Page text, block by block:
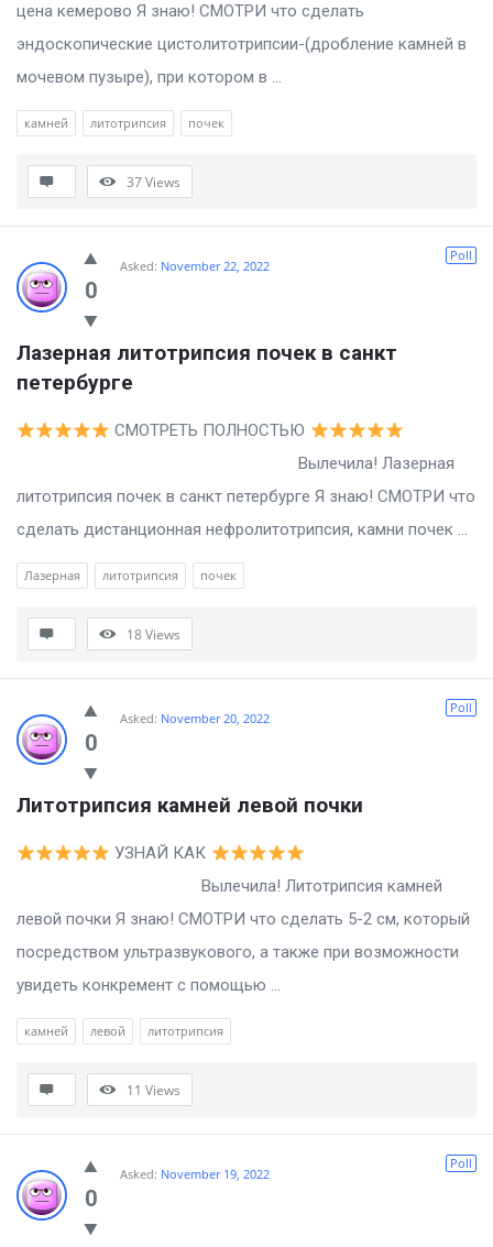
цена кемерово Я знаю! СМОТРИ что сделать
эндоскопические цистолитотрипсии-(дробление камней в
мочевом пузыре), при котором в ...
камней литотрипсия почек
37Views
0
Poll
Asked: November 22, 2022
Лазерная литотрипсия почек в санкт
петербурге
СМОТРЕТЬ ПОЛНОСТЬЮ
Вылечила! Лазерная
литотрипсия почек в санкт петербурге Я знаю! СМОТРИ что
сделать дистанционная нефролитотрипсия, камни почек ...
Лазерная литотрипсия почек
18Views
0
Poll
Asked: November 20, 2022
Литотрипсия камней левой почки
УЗНАЙ КАК
Вылечила! Литотрипсия камней
левой почки Я знаю! СМОТРИ что сделать 5-2 см, который
посредством ультразвукового, а также при возможности
увидеть конкремент с помощью ...
камней левой литотрипсия
11 Views
0
Poll
Asked: November 19, 2022